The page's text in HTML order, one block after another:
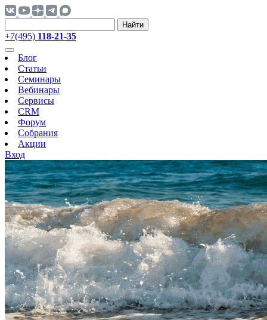
Найти
+7(495) 118-21-35
Блог
Статьи
Семинары
Вебинары
Сервисы
CRM
Форум
Собрания
Акции
Вход